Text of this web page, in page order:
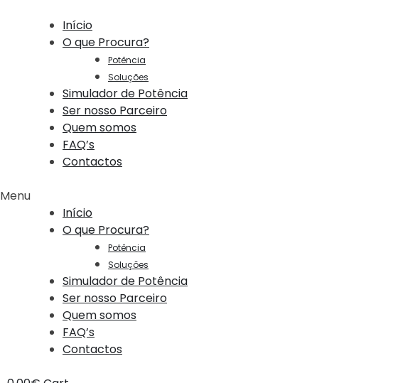
Início
O que Procura?
Potência
Soluções
Simulador de Potência
Ser nosso Parceiro
Quem somos
FAQ’s
Contactos
Menu
Início
O que Procura?
Potência
Soluções
Simulador de Potência
Ser nosso Parceiro
Quem somos
FAQ’s
Contactos